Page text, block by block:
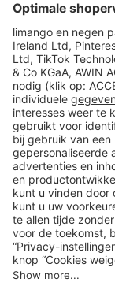
limango
Veilig winkelen
Klantenservice
Shop
Acties